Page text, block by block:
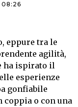
eppure tra le
agilità,
ha ispirato il
esperienze
gonfiabile
coppia o con una